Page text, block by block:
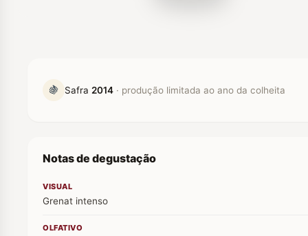
🍇 Safra 2014 · produção limitada ao ano da colheita
Notas de degustação
VISUAL
Grenat intenso
OLFATIVO